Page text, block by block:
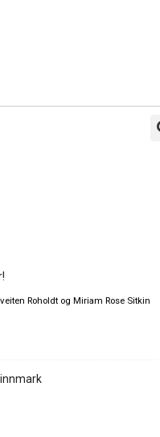
Roholdt og Miriam Rose Sitkin